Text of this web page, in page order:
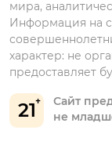
Бонусы Фонбет
Бонусы Винлайн
Бонусы Тенниси
Регистрация в
21
Сайт
не
мира,
Информация на
характер: не
предоставляет